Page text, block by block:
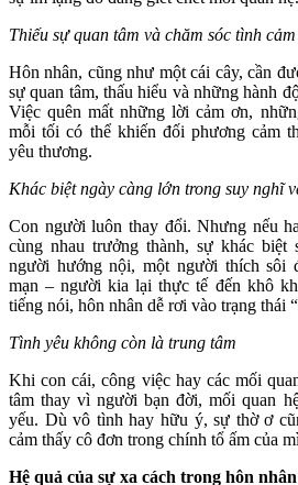
Thiếu sự quan tâm và chăm sóc tình cảm
Hôn nhân, cũng như một cái cây, cần
sự quan tâm, thấu hiểu và những hành
Việc quên mất những lời cảm ơn,
mỗi tối có thể khiến đối phương cảm
yêu thương.
Khác biệt ngày càng lớn trong suy nghĩ
Con người luôn thay đổi. Nhưng nếu
cùng nhau trưởng thành, sự khác biệt
người hướng nội, một người thích sôi
mạn – người kia lại thực tế đến khô
tiếng nói, hôn nhân dễ rơi vào trạng thái
Tình yêu không còn là trung tâm
Khi con cái, công việc hay các mối
tâm thay vì người bạn đời, mối quan
yếu. Dù vô tình hay hữu ý, sự thờ ơ
cảm thấy cô đơn trong chính tổ ấm của
Hệ quả của sự xa cách trong hôn nhân